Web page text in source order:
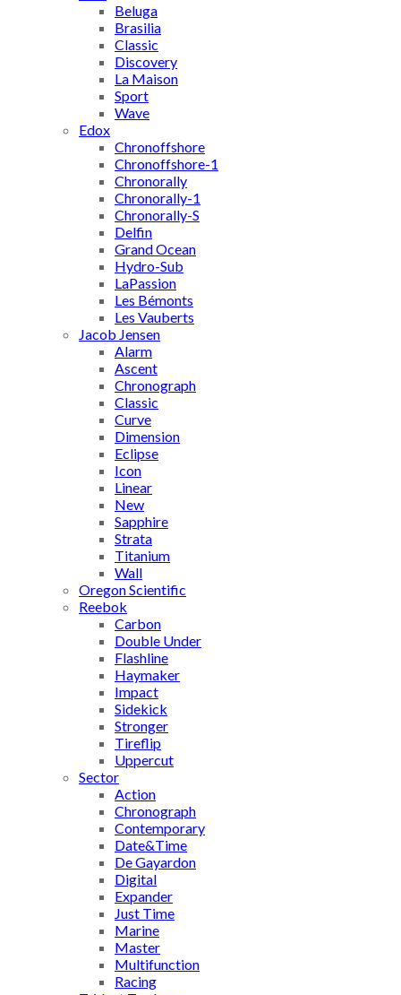
Beluga
Brasilia
Classic
Discovery
La Maison
Sport
Wave
Edox
Chronoffshore
Chronoffshore-1
Chronorally
Chronorally-1
Chronorally-S
Delfin
Grand Ocean
Hydro-Sub
LaPassion
Les Bémonts
Les Vauberts
Jacob Jensen
Alarm
Ascent
Chronograph
Classic
Curve
Dimension
Eclipse
Icon
Linear
New
Sapphire
Strata
Titanium
Wall
Oregon Scientific
Reebok
Carbon
Double Under
Flashline
Haymaker
Impact
Sidekick
Stronger
Tireflip
Uppercut
Sector
Action
Chronograph
Contemporary
Date&Time
De Gayardon
Digital
Expander
Just Time
Marine
Master
Multifunction
Racing